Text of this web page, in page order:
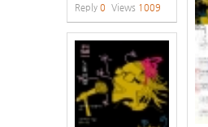
Reply 0 Views 1009